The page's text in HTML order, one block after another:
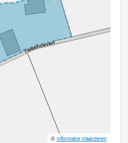
©Informatie Vlaanderen